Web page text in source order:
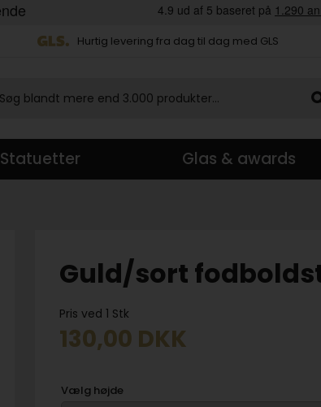
Hurtig levering fra dag til dag med GLS
Statuetter Glas & awards
Guld/sort
Pris ved 1 Stk
130,00 DKK
Vælg højde